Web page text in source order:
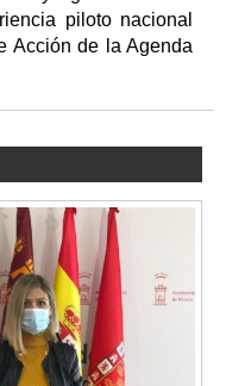
piloto nacional
Acción de la Agenda